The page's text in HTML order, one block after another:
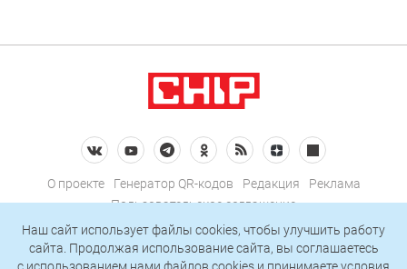
О проекте Генератор QR-кодов Редакция
Реклама
Пользовательское соглашение
Политика конфиденциальности
Подписаться на рассылку
Наш сайт использует файлы cookies, чтобы улучшить работу
сайта. Продолжая использование сайта, вы соглашаетесь